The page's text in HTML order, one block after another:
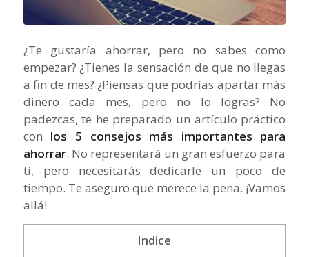
¿Te gustaría ahorrar, pero no sabes como
empezar? ¿Tienes la sensación de que no llegas
a fin de mes? ¿Piensas que podrías apartar más
dinero cada mes, pero no lo logras? No
padezcas, te he preparado un artículo práctico
con los 5 consejos más importantes para
ahorrar. No representará un gran esfuerzo para
ti, pero necesitarás dedicarle un poco de
tiempo. Te aseguro que merece la pena. ¡Vamos
allá!
Indice